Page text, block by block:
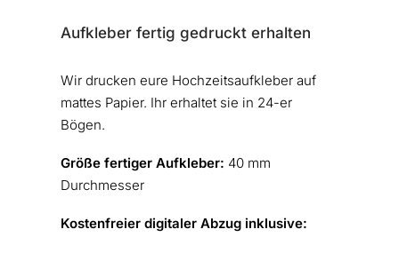
Aufkleber fertig gedruckt erhalten
Wir drucken eure Hochzeitsaufkleber auf
mattes Papier. Ihr erhaltet sie in 24-er
Bögen.
Größe fertiger Aufkleber: 40 mm
Durchmesser
Kostenfreier digitaler Abzug inklusive: